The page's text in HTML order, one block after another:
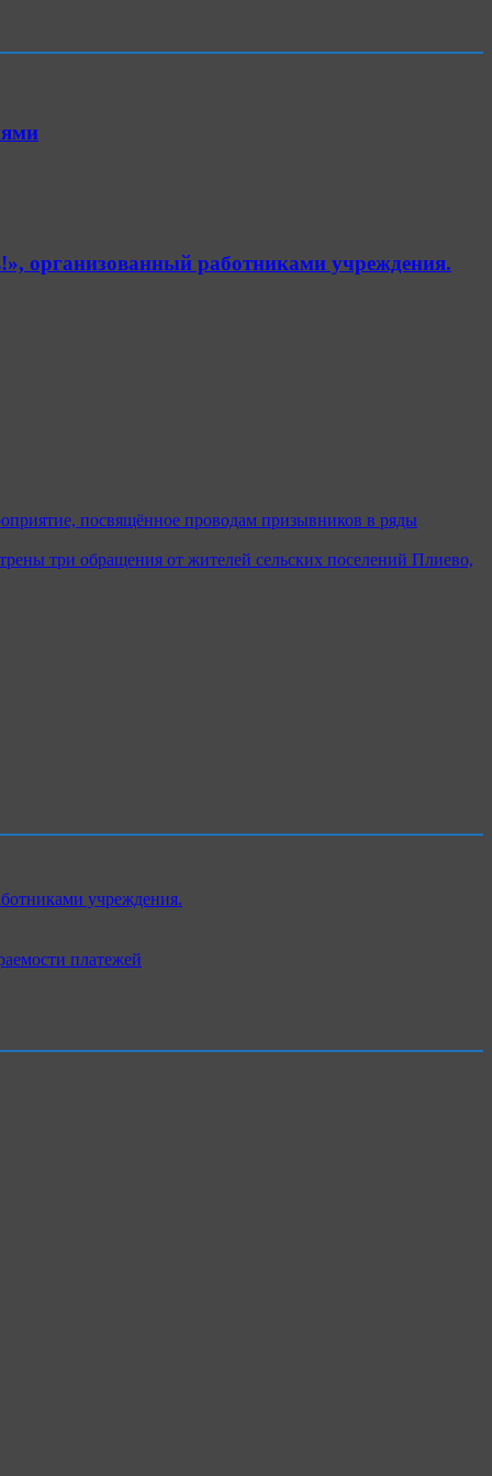
организованный работниками учреждения.
посвящённое проводам призывников в ряды
три обращения от жителей сельских поселений Плиево,
учреждения.
платежей